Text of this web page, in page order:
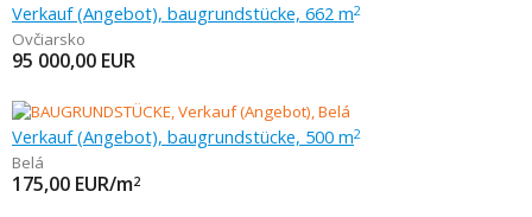
Verkauf (Angebot), baugrundstücke, 662 m2
Ovčiarsko
95 000,00 EUR
Verkauf (Angebot), baugrundstücke, 500 m2
Belá
175,00 EUR/m2